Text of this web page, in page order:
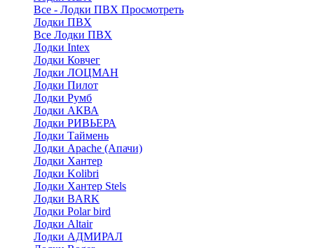
Все - Лодки ПВХ Просмотреть
Лодки ПВХ
Все Лодки ПВХ
Лодки Intex
Лодки Ковчег
Лодки ЛОЦМАН
Лодки Пилот
Лодки Румб
Лодки АКВА
Лодки РИВЬЕРА
Лодки Таймень
Лодки Apache (Апачи)
Лодки Хантер
Лодки Kolibri
Лодки Хантер Stels
Лодки BARK
Лодки Polar bird
Лодки Altair
Лодки АДМИРАЛ